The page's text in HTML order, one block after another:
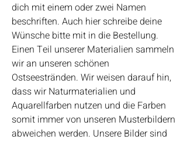
dich mit einem oder zwei Namen
beschriften. Auch hier schreibe deine
Wünsche bitte mit in die Bestellung.
Einen Teil unserer Materialien sammeln
wir an unseren schönen
Ostseestränden. Wir weisen darauf hin,
dass wir Naturmaterialien und
Aquarellfarben nutzen und die Farben
somit immer von unseren Musterbildern
abweichen werden. Unsere Bilder sind